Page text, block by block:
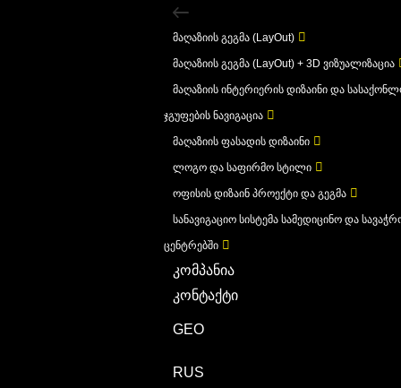
მაღაზიის გეგმა (LayOut)
მაღაზიის გეგმა (LayOut) + 3D ვიზუალიზაცია
მაღაზიის ინტერიერის დიზაინი და
ჯგუფების ნავიგაცია
მაღაზიის ფასადის დიზაინი
ლოგო და საფირმო სტილი
ოფისის დიზაინ პროექტი და გეგმა
სანავიგაციო სისტემა სამედიცინო და
ცენტრებში
კომპანია
კონტაქტი
GEO
RUS